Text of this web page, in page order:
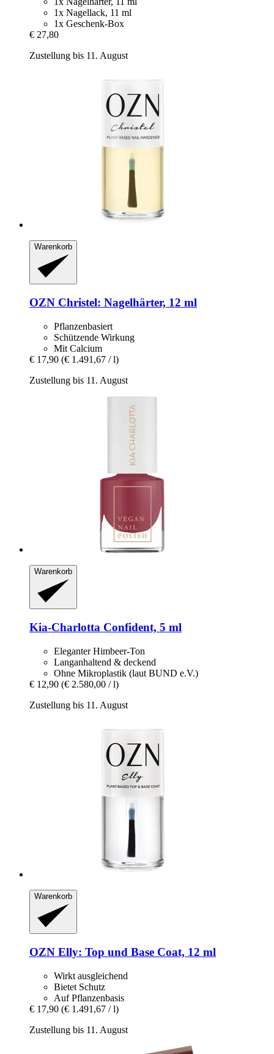
1x Nagellack, 11 ml
1x Geschenk-Box
€ 27,80
Zustellung bis 11. August
Warenkorb
OZN Christel: Nagelhärter, 12 ml
Pflanzenbasiert
Schützende Wirkung
Mit Calcium
€ 17,90 (€ 1.491,67 / l)
Zustellung bis 11. August
Warenkorb
Kia-Charlotta Confident, 5 ml
Eleganter Himbeer-Ton
Langanhaltend & deckend
Ohne Mikroplastik (laut BUND e.V.)
€ 12,90 (€ 2.580,00 / l)
Zustellung bis 11. August
Warenkorb
OZN Elly: Top und Base Coat, 12 ml
Wirkt ausgleichend
Bietet Schutz
Auf Pflanzenbasis
€ 17,90 (€ 1.491,67 / l)
Zustellung bis 11. August